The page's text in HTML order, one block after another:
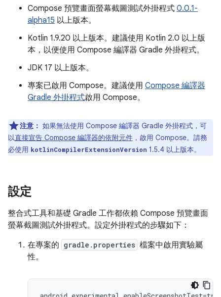
Compose 預覽畫面螢幕截圖測試外掛程式 0.0.1-
alpha15 以上版本。
Kotlin 1.9.20 以上版本。建議使用 Kotlin 2.0 以上版
本，以便使用 Compose 編譯器 Gradle 外掛程式。
JDK 17 以上版本。
專案已啟用 Compose。建議使用 Compose 編譯器
Gradle 外掛程式啟用 Compose。
注意： 如果無法使用 Compose 編譯器 Gradle 外掛程式，可
以直接宣告 Compose 編譯器的依附元件 ，啟用 Compose。請務
必使用 kotlinCompilerExtensionVersion 1.5.4 以上版本。
設定
整合式工具和基礎 Gradle 工作都依賴 Compose 預覽畫面
螢幕截圖測試外掛程式。設定外掛程式的步驟如下：
在專案的 gradle.properties 檔案中啟用實驗屬
性。